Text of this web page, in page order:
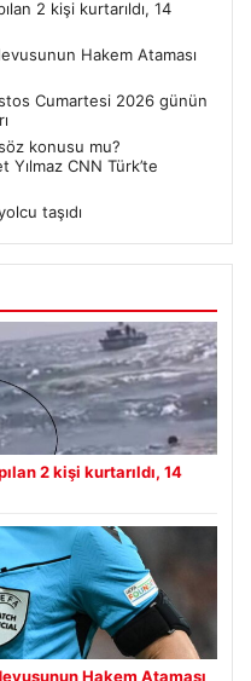
2 kişi kurtarıldı, 14
Hakem Ataması
Cumartesi 2026 günün
konusu mu?
Yılmaz CNN Türk’te
taşıdı
2 kişi kurtarıldı, 14
Hakem Ataması